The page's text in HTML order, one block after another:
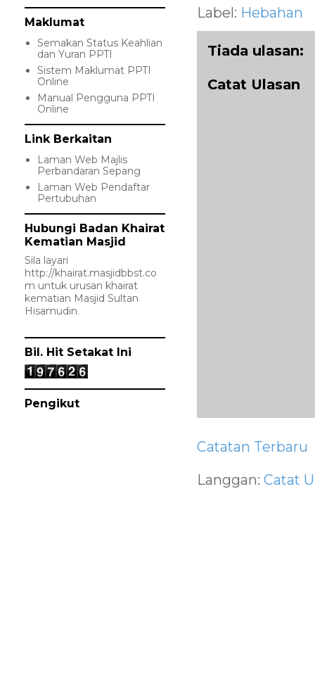
Label: Hebahan
Tiada ulasan:
Catat Ulasan
Catatan Terbaru
Langgan: Catat
Maklumat
Semakan Status Keahlian
dan Yuran PPTI
Sistem Maklumat PPTI
Online
Manual Pengguna PPTI
Online
Link Berkaitan
Laman Web Majlis
Perbandaran Sepang
Laman Web Pendaftar
Pertubuhan
Hubungi Badan Khairat
Kematian Masjid
Sila layari
http://khairat.masjidbbst.co
m untuk urusan khairat
kematian Masjid Sultan
Hisamudin.
Bil. Hit Setakat Ini
Pengikut